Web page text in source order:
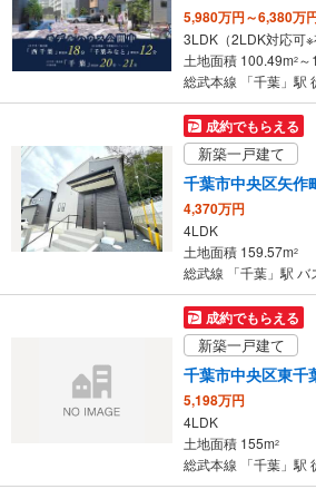
る
・
条
マ
イ
ペ
ー
ジ
保
5,980万円～6,380万
土地面積 100.49m2
総武本線 「千葉」駅
成約でもらえる
新築一戸建て
千葉市中央区矢作
4,370万円
4LDK
土地面積 159.57m2
成約でもらえる
新築一戸建て
千葉市中央区東千
5,198万円
4LDK
土地面積 155m2
総武本線 「千葉」駅